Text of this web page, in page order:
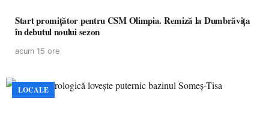
Start promițător pentru CSM Olimpia. Remiză la Dumbrăvița
în debutul noului sezon
acum 15 ore
LOCALE